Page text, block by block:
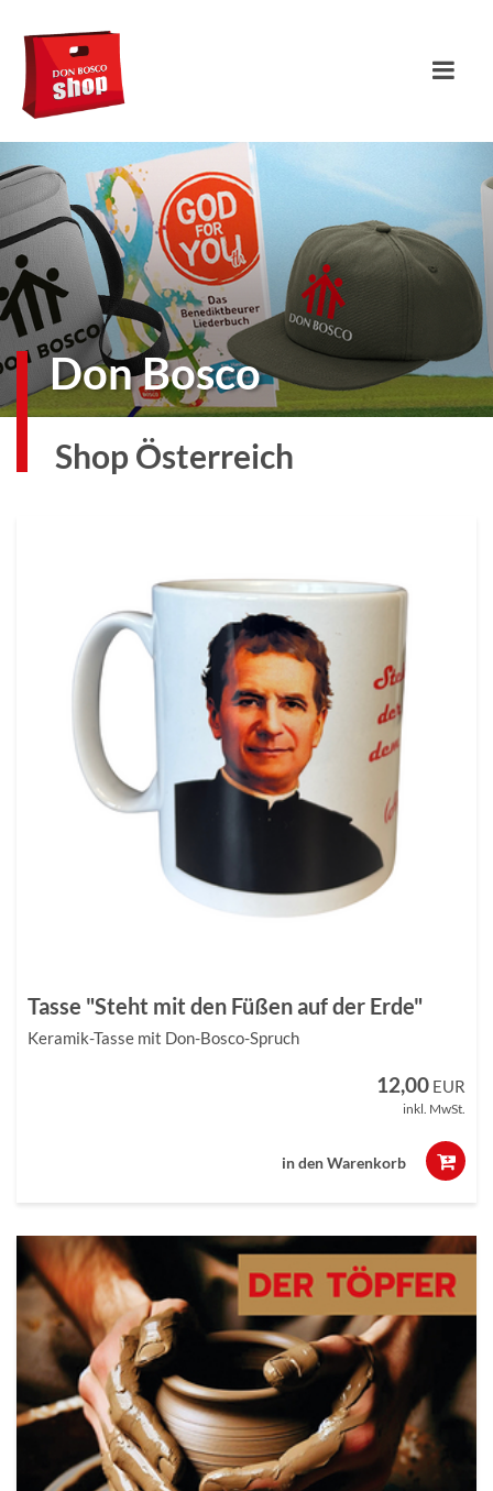
Don Bosco
Shop Österreich
Tasse "Steht mit den Füßen auf der Erde"
Keramik-Tasse mit Don-Bosco-Spruch
12,00 EUR
inkl. MwSt.